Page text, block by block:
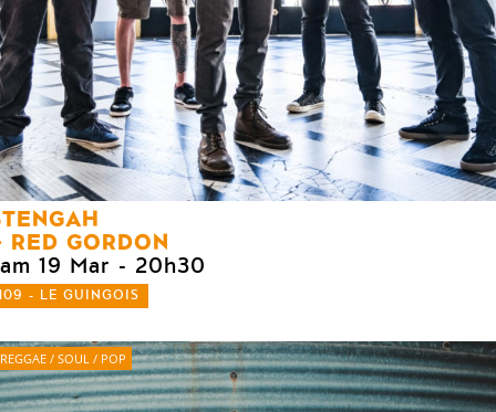
RED GORDON
19 Mar - 20h30
- LE GUINGOIS
REGGAE / SOUL / POP